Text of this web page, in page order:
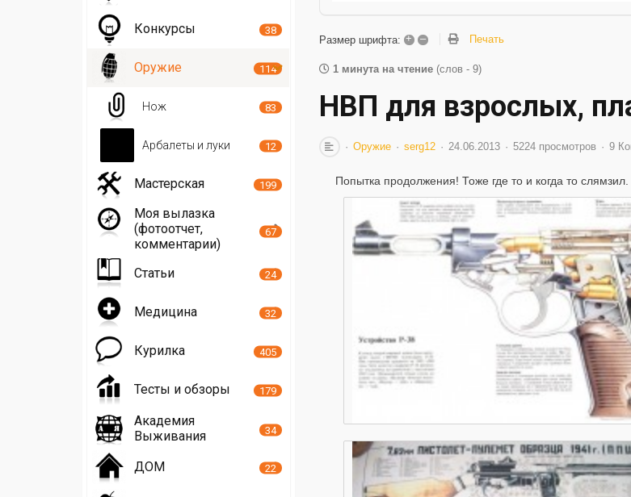
Размер шрифта: + – Печать
1 минута на чтение (слов - 9)
НВП для взрослых,
Оружие serg12 24.06.2013 5224 просмотров 9
Попытка продолжения! Тоже где то и когда то слямзил.
Конкурсы 38
Оружие 114
Нож 83
Арбалеты и луки 12
Мастерская 199
Моя вылазка
(фотоотчет,
комментарии)
67
Статьи 24
Медицина 32
Курилка 405
Тесты и обзоры 179
Академия
Выживания
34
ДОМ 22